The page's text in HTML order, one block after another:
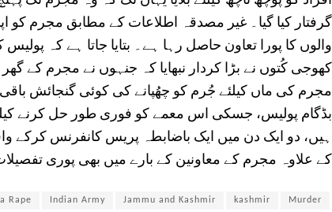
گرفتار کیا گیا۔ غیر مصدقہ اطلاعات کے مطابق مجرم کو
والوں کا پورا تعاون حاصل رہا ہے۔ بتایا جاتا ہے کہ
کھوجی کُتوں نے بڑا کردار نبھایا کہ جنہوں نے مجرم کے گھر
مجرم کی ماں کیلئے جُرم کو چھُپانے کی کوئی گنجائش
بڈگام پولیس، جسکی اس معمے کو فوری طور حل کرنے
ہیں، دو ایک دن میں ایک باضابطہ پریس کانفرنس کرکے
کے علاوہ مجرم کے معاونین کے بارے میں بھی پوری
Rape Indian Army Jammu and Kashmir kashmir Murder